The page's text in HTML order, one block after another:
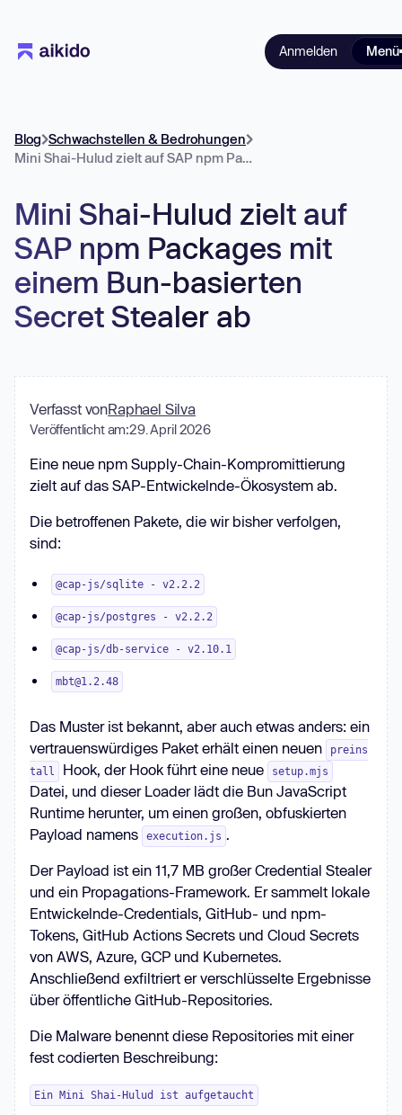
Anmelden Menü
Blog Schwachstellen & Bedrohungen
Mini Shai-Hulud zielt auf SAP npm Packages mit einem Bun-basierten Secret Stealer ab
Mini Shai-Hulud zielt auf
SAP npm Packages mit
einem Bun-basierten
Secret Stealer ab
Verfasst vonRaphael Silva
Veröffentlicht am:29. April 2026
Eine neue npm Supply-Chain-Kompromittierung
zielt auf das SAP-Entwickelnde-Ökosystem ab.
Die betroffenen Pakete, die wir bisher verfolgen,
sind:
@cap-js/sqlite - v2.2.2
@cap-js/postgres - v2.2.2
@cap-js/db-service - v2.10.1
mbt@1.2.48
Das Muster ist bekannt, aber auch etwas anders: ein
vertrauenswürdiges Paket erhält einen neuen
preins
tall
Hook, der Hook führt eine neue setup.mjs
Datei, und dieser Loader lädt die Bun JavaScript
Runtime herunter, um einen großen, obfuskierten
Payload namens
execution.js .
Der Payload ist ein 11,7 MB großer Credential Stealer
und ein Propagations-Framework. Er sammelt lokale
Entwickelnde-Credentials, GitHub- und npm-
Tokens, GitHub Actions Secrets und Cloud Secrets
von AWS, Azure, GCP und Kubernetes.
Anschließend exfiltriert er verschlüsselte Ergebnisse
über öffentliche GitHub-Repositories.
Die Malware benennt diese Repositories mit einer
fest codierten Beschreibung:
Ein Mini Shai-Hulud ist aufgetaucht